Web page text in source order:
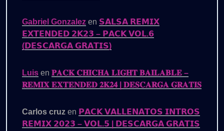
Gabriel Gonzalez en 𝗦𝗔𝗟𝗦𝗔 𝗥𝗘𝗠𝗜𝗫
𝗘𝗫𝗧𝗘𝗡𝗗𝗘𝗗 𝟮𝗞𝟮𝟯 – 𝗣𝗔𝗖𝗞 𝗩𝗢𝗟.𝟲
(𝗗𝗘𝗦𝗖𝗔𝗥𝗚𝗔 𝗚𝗥𝗔𝗧𝗜𝗦)
Luis en 𝐏𝐀𝐂𝐊 𝐂𝐇𝐈𝐂𝐇𝐀 𝐋𝐈𝐆𝐇𝐓 𝐁𝐀𝐈𝐋𝐀𝐁𝐋𝐄 –
𝐑𝐄𝐌𝐈𝐗 𝐄𝐗𝐓𝐄𝐍𝐃𝐄𝐃 𝟐𝐊𝟐𝟒 | 𝐃𝐄𝐒𝐂𝐀𝐑𝐆𝐀 𝐆𝐑𝐀𝐓𝐈𝐒
Carlos cruz en 𝗣𝗔𝗖𝗞 𝗩𝗔𝗟𝗟𝗘𝗡𝗔𝗧𝗢𝗦 𝗜𝗡𝗧𝗥𝗢𝗦
𝗥𝗘𝗠𝗜𝗫 𝟮𝟬𝟮𝟯 – 𝗩𝗢𝗟.𝟱 | 𝗗𝗘𝗦𝗖𝗔𝗥𝗚𝗔 𝗚𝗥𝗔𝗧𝗜𝗦